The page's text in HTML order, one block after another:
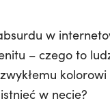
w
– czego to
w necie?